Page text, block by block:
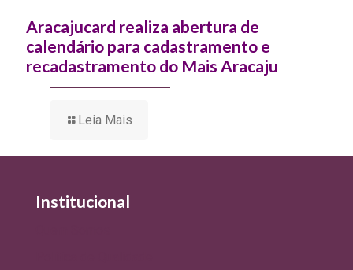
Aracajucard realiza abertura de
calendário para cadastramento e
recadastramento do Mais Aracaju
Leia Mais
Institucional